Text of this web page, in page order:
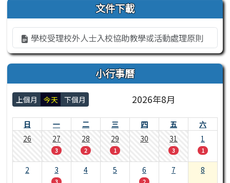
文件下載
學校受理校外人士入校協助教學或活動處理原則
小行事曆
上個月 今天 下個月 2026年8月
日 一 二 三 四 五
六
26
27
3
28
2
29
1
30 31
3
1
1
2 3 4 5 6 7 8